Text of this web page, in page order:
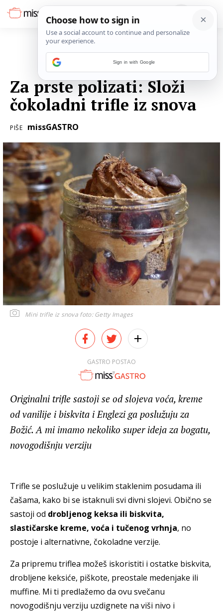
Za prste polizati: Složi
čokoladni trifle iz snova
PIŠE missGASTRO
Mini trifle iz snova foto: Getty Images
GASTRO POSTAO
Originalni trifle sastoji se od slojeva voća, kreme
od vanilije i biskvita i Englezi ga poslužuju za
Božić. A mi imamo nekoliko super ideja za bogatu,
novogodišnju verziju
Trifle se poslužuje u velikim staklenim posudama ili
čašama, kako bi se istaknuli svi divni slojevi. Obično se
sastoji od drobljenog keksa ili biskvita,
slastičarske kreme, voća i tučenog vrhnja, no
postoje i alternativne, čokoladne verzije.
Za pripremu triflea možeš iskoristiti i ostatke biskvita,
drobljene keksiće, piškote, preostale medenjake ili
muffine. Mi ti predlažemo da ovu svečanu
novogodišnju verziju uzdignete na viši nivo i
Sign in with Google